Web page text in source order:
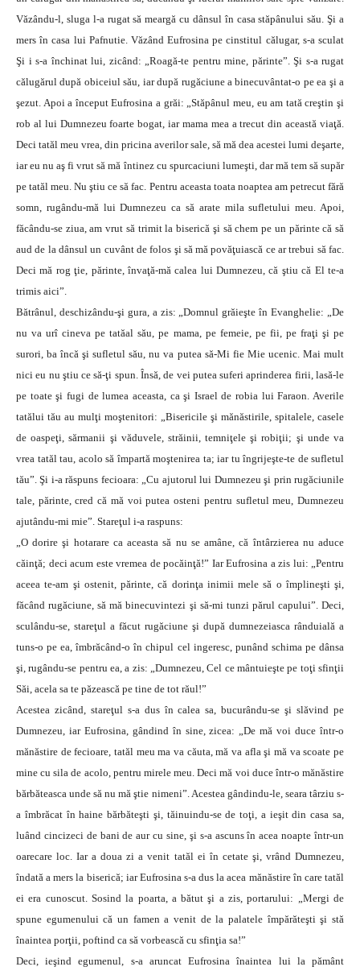
Văzându-l, sluga l-a rugat să meargă cu dânsul în casa stăpânului său. Şi a
mers în casa lui Pafnutie. Văzând Eufrosina pe cinstitul călugar, s-a sculat
Şi i s-a închinat lui, zicând: „Roagă-te pentru mine, părinte”. Şi s-a rugat
călugărul după obiceiul său, iar după rugăciune a binecuvântat-o pe ea şi a
şezut. Apoi a început Eufrosina a grăi: „Stăpânul meu, eu am tată creştin şi
rob al lui Dumnezeu foarte bogat, iar mama mea a trecut din această viaţă.
Deci tatăl meu vrea, din pricina averilor sale, să mă dea acestei lumi deşarte,
iar eu nu aş fi vrut să mă întinez cu spurcaciuni lumeşti, dar mă tem să supăr
pe tatăl meu. Nu ştiu ce să fac. Pentru aceasta toata noaptea am petrecut fără
somn, rugându-mă lui Dumnezeu ca să arate mila sufletului meu. Apoi,
făcându-se ziua, am vrut să trimit la biserică şi să chem pe un părinte că să
aud de la dânsul un cuvânt de folos şi să mă povăţuiască ce ar trebui să fac.
Deci mă rog ţie, părinte, învaţă-mă calea lui Dumnezeu, că ştiu că El te-a
trimis aici”.
Bătrânul, deschizându-şi gura, a zis: „Domnul grăieşte în Evanghelie: „De
nu va urî cineva pe tatăal său, pe mama, pe femeie, pe fii, pe fraţi şi pe
surori, ba încă şi sufletul său, nu va putea să-Mi fie Mie ucenic. Mai mult
nici eu nu ştiu ce să-ţi spun. Însă, de vei putea suferi aprinderea firii, lasă-le
pe toate şi fugi de lumea aceasta, ca şi Israel de robia lui Faraon. Averile
tatălui tău au mulţi moştenitori: „Bisericile şi mănăstirile, spitalele, casele
de oaspeţi, sărmanii şi văduvele, străinii, temniţele şi robiţii; şi unde va
vrea tatăl tau, acolo să împartă moştenirea ta; iar tu îngrijeşte-te de sufletul
tău”. Şi i-a răspuns fecioara: „Cu ajutorul lui Dumnezeu şi prin rugăciunile
tale, părinte, cred că mă voi putea osteni pentru sufletul meu, Dumnezeu
ajutându-mi mie”. Stareţul i-a raspuns:
„O dorire şi hotarare ca aceasta să nu se amâne, că întârzierea nu aduce
căinţă; deci acum este vremea de pocăinţă!” Iar Eufrosina a zis lui: „Pentru
aceea te-am şi ostenit, părinte, că dorinţa inimii mele să o împlineşti şi,
făcând rugăciune, să mă binecuvintezi şi să-mi tunzi părul capului”. Deci,
sculându-se, stareţul a făcut rugăciune şi după dumnezeiasca rânduială a
tuns-o pe ea, îmbrăcând-o în chipul cel ingeresc, punând schima pe dânsa
şi, rugându-se pentru ea, a zis: „Dumnezeu, Cel ce mântuieşte pe toţi sfinţii
Săi, acela sa te păzească pe tine de tot răul!”
Acestea zicând, stareţul s-a dus în calea sa, bucurându-se şi slăvind pe
Dumnezeu, iar Eufrosina, gândind în sine, zicea: „De mă voi duce într-o
mănăstire de fecioare, tatăl meu ma va căuta, mă va afla şi mă va scoate pe
mine cu sila de acolo, pentru mirele meu. Deci mă voi duce într-o mănăstire
bărbăteasca unde să nu mă ştie nimeni”. Acestea gândindu-le, seara târziu s-
a îmbrăcat în haine bărbăteşti şi, tăinuindu-se de toţi, a ieşit din casa sa,
luând cincizeci de bani de aur cu sine, şi s-a ascuns în acea noapte într-un
oarecare loc. Iar a doua zi a venit tatăl ei în cetate şi, vrând Dumnezeu,
îndată a mers la biserică; iar Eufrosina s-a dus la acea mănăstire în care tatăl
ei era cunoscut. Sosind la poarta, a bătut şi a zis, portarului: „Mergi de
spune egumenului că un famen a venit de la palatele împărăteşti şi stă
înaintea porţii, poftind ca să vorbească cu sfinţia sa!”
Deci, ieşind egumenul, s-a aruncat Eufrosina înaintea lui la pământ